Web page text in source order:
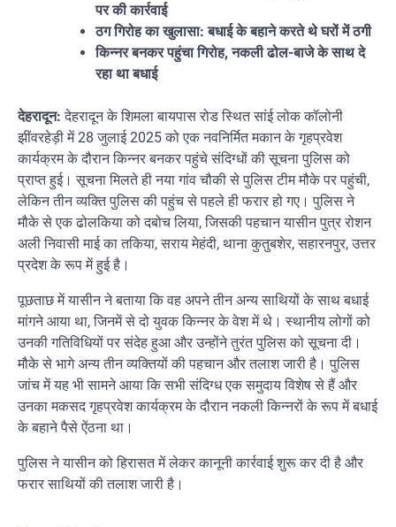
पर की कार्रवाई
ठग गिरोह का खुलासा: बधाई के बहाने करते थे घरों में ठगी
किन्नर बनकर पहुंचा गिरोह, नकली ढोल-बाजे के साथ दे
रहा था बधाई
देहरादून: देहरादून के शिमला बायपास रोड स्थित सांई लोक कॉलोनी
झींवरहेड़ी में 28 जुलाई 2025 को एक नवनिर्मित मकान के गृहप्रवेश
कार्यक्रम के दौरान किन्नर बनकर पहुंचे संदिग्धों की सूचना पुलिस को
प्राप्त हुई। सूचना मिलते ही नया गांव चौकी से पुलिस टीम मौके पर पहुंची,
लेकिन तीन व्यक्ति पुलिस की पहुंच से पहले ही फरार हो गए। पुलिस ने
मौके से एक ढोलकिया को दबोच लिया, जिसकी पहचान यासीन पुत्र रोशन
अली निवासी माई का तकिया, सराय मेहंदी, थाना कुतुबशेर, सहारनपुर, उत्तर
प्रदेश के रूप में हुई है।
पूछताछ में यासीन ने बताया कि वह अपने तीन अन्य साथियों के साथ बधाई
मांगने आया था, जिनमें से दो युवक किन्नर के वेश में थे। स्थानीय लोगों को
उनकी गतिविधियों पर संदेह हुआ और उन्होंने तुरंत पुलिस को सूचना दी।
मौके से भागे अन्य तीन व्यक्तियों की पहचान और तलाश जारी है। पुलिस
जांच में यह भी सामने आया कि सभी संदिग्ध एक समुदाय विशेष से हैं और
उनका मकसद गृहप्रवेश कार्यक्रम के दौरान नकली किन्नरों के रूप में बधाई
के बहाने पैसे ऐंठना था।
पुलिस ने यासीन को हिरासत में लेकर कानूनी कार्रवाई शुरू कर दी है और
फरार साथियों की तलाश जारी है।